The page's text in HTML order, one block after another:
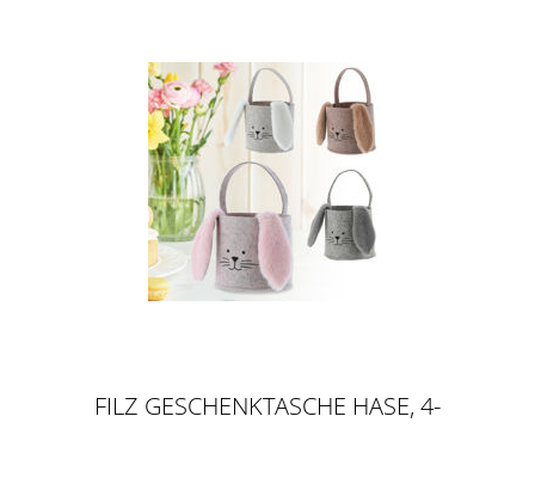
FILZ GESCHENKTASCHE HASE, 4-